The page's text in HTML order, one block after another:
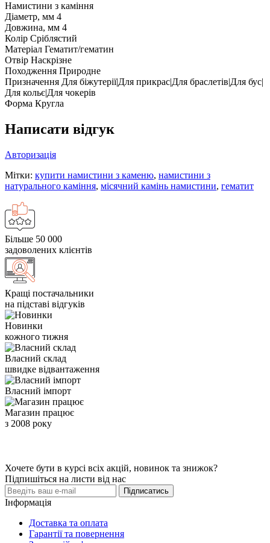
Намистини з каміння
Діаметр, мм 4
Довжина, мм 4
Колір Сріблястий
Матеріал Гематит/гематин
Отвір Наскрізне
Походження Природне
Призначення Для біжутерії|Для прикрас|Для браслетів|Для бус|
Для кольє|Для чокерів
Форма Кругла
Написати відгук
Авторизація
Мітки: купити намистини з каменю, намистини з
натурального каміння, місячний камінь намистини, гематит
Більше 50 000
задоволених клієнтів
Кращі постачальники
на підставі відгуків
Новинки
кожного тижня
Власний склад
швидке відвантаження
Власний імпорт
Магазин працює
з 2008 року
Хочете бути в курсі всіх акцій, новинок та знижок?
Підпишіться на листи від нас
Підписатись
Інформація
Доставка та оплата
Гарантії та повернення